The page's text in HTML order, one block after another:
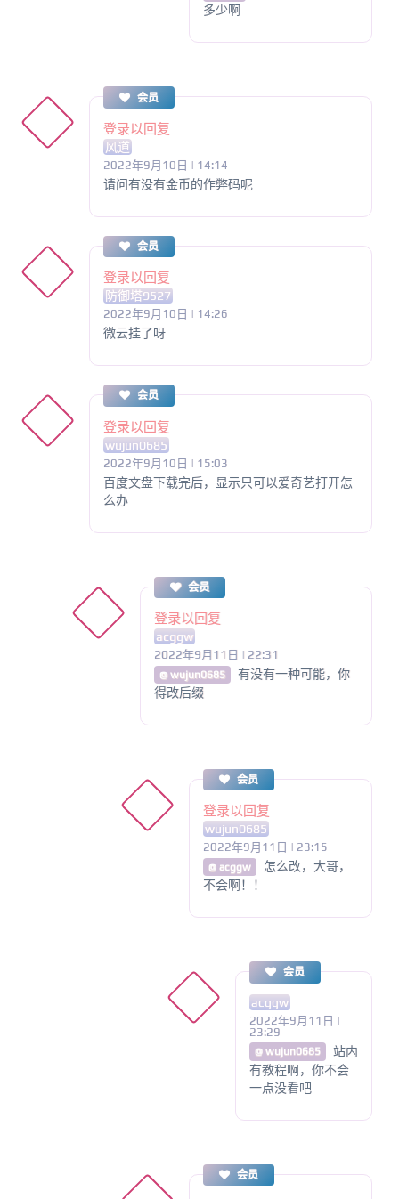
多少啊
会员
登录以回复
风道
2022年9月10日 | 14:14
请问有没有金币的作弊码呢
会员
登录以回复
防御塔9527
2022年9月10日 | 14:26
微云挂了呀
会员
登录以回复
wujun0685
2022年9月10日 | 15:03
百度文盘下载完后，显示只可以爱奇艺打开怎
么办
会员
登录以回复
acggw
2022年9月11日 | 22:31
@ wujun0685
有没有一种可能，你
得改后缀
会员
登录以回复
wujun0685
2022年9月11日 | 23:15
@ acggw
怎么改，大哥，
不会啊！！
会员
acggw
2022年9月11日 |
23:29
@ wujun0685
站内
有教程啊，你不会
一点没看吧
会员